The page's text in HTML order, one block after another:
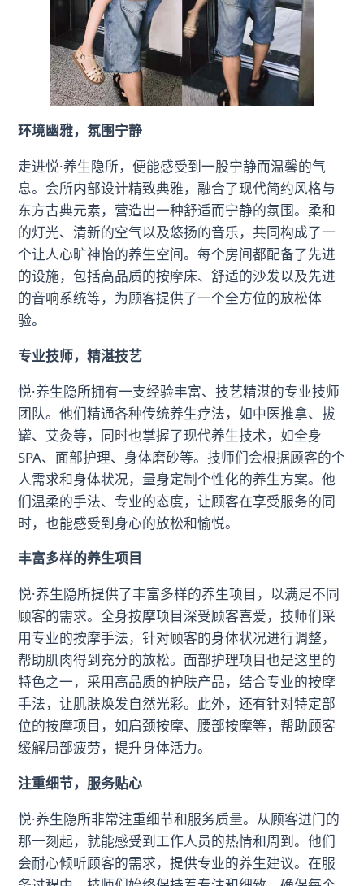
环境幽雅，氛围宁静
走进悦·养生隐所，便能感受到一股宁静而温馨的气
息。会所内部设计精致典雅，融合了现代简约风格与
东方古典元素，营造出一种舒适而宁静的氛围。柔和
的灯光、清新的空气以及悠扬的音乐，共同构成了一
个让人心旷神怡的养生空间。每个房间都配备了先进
的设施，包括高品质的按摩床、舒适的沙发以及先进
的音响系统等，为顾客提供了一个全方位的放松体
验。
专业技师，精湛技艺
悦·养生隐所拥有一支经验丰富、技艺精湛的专业技师
团队。他们精通各种传统养生疗法，如中医推拿、拔
罐、艾灸等，同时也掌握了现代养生技术，如全身
SPA、面部护理、身体磨砂等。技师们会根据顾客的个
人需求和身体状况，量身定制个性化的养生方案。他
们温柔的手法、专业的态度，让顾客在享受服务的同
时，也能感受到身心的放松和愉悦。
丰富多样的养生项目
悦·养生隐所提供了丰富多样的养生项目，以满足不同
顾客的需求。全身按摩项目深受顾客喜爱，技师们采
用专业的按摩手法，针对顾客的身体状况进行调整，
帮助肌肉得到充分的放松。面部护理项目也是这里的
特色之一，采用高品质的护肤产品，结合专业的按摩
手法，让肌肤焕发自然光彩。此外，还有针对特定部
位的按摩项目，如肩颈按摩、腰部按摩等，帮助顾客
缓解局部疲劳，提升身体活力。
注重细节，服务贴心
悦·养生隐所非常注重细节和服务质量。从顾客进门的
那一刻起，就能感受到工作人员的热情和周到。他们
会耐心倾听顾客的需求，提供专业的养生建议。在服